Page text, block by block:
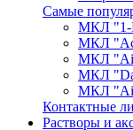
Самые
МКЛ "1-
МКЛ
МКЛ "Air
МКЛ
МКЛ "Air
Контактные
Растворы и